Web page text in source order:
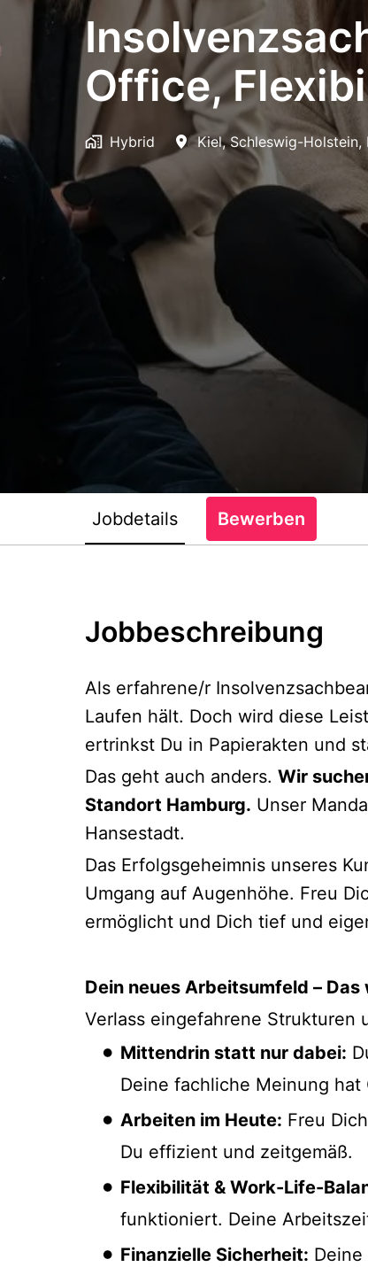
Office,
Hybrid Kiel, Schleswig-Holstein,
Jobdetails Bewerben
Jobbeschreibung
Als erfahrene/r
Laufen hält. Doch wird diese
ertrinkst Du in Papierakten und
Das geht auch anders. Wir
Standort Hamburg. Unser
Hansestadt.
Das Erfolgsgeheimnis unseres
Umgang auf Augenhöhe. Freu
ermöglicht und Dich tief und
Dein neues Arbeitsumfeld –
Verlass eingefahrene Strukturen
Mittendrin statt nur dabei:
Deine fachliche Meinung hat
Arbeiten im Heute: Freu
Du effizient und zeitgemäß.
Flexibilität & Work-Life-
funktioniert. Deine
Finanzielle Sicherheit: